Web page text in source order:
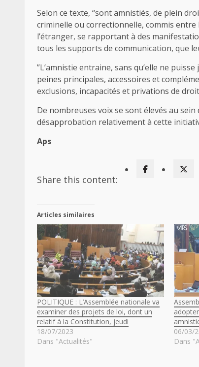
Selon ce texte, “sont amnistiés, de plein
criminelle ou correctionnelle, commis entre
l’étranger, se rapportant à des
tous les supports de communication, que
”L’amnistie entraine, sans qu’elle ne
peines principales, accessoires et
exclusions, incapacités et privations de
De nombreuses voix se sont élevés au
désapprobation relativement à cette
Aps
Share this content:
Articles similaires
POLITIQUE : L’Assemblée nationale va
examiner des projets de loi, dont un
relatif à la Constitution, jeudi
18/07/2023
Dans "Actualités"
06/03/
Dans